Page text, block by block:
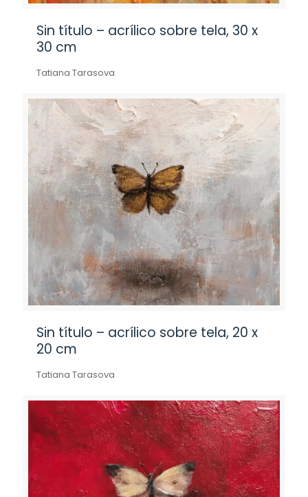
Sin título – acrílico sobre tela, 30 x
30 cm
Tatiana Tarasova
Sin título – acrílico sobre tela, 20 x
20 cm
Tatiana Tarasova